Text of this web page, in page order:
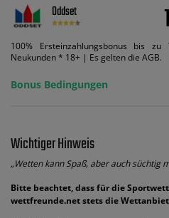
Oddset
100% Ersteinzahlungsbonus bis
Neukunden * 18+ | Es gelten die AGB.
Bonus Bedingungen
Wichtiger Hinweis
„Wetten kann Spaß, aber auch süchtig
Bitte beachtet, dass für die
wettfreunde.net stets die